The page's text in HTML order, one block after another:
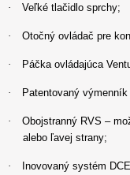
· Veľké tlačidlo sprchy;
· Otočný ovládač pre
· Páčka ovládajúca
· Patentovaný
·
Obojstranný RVS –
alebo ľavej strany;
·
Inovovaný systém